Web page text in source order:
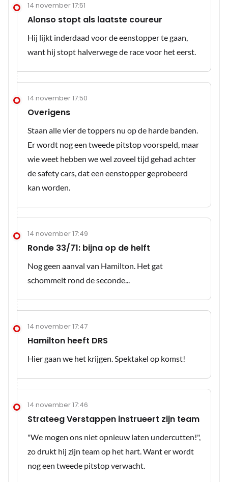
14 november 17:51
Alonso stopt als laatste coureur
Hij lijkt inderdaad voor de eenstopper te gaan,
want hij stopt halverwege de race voor het eerst.
14 november 17:50
Overigens
Staan alle vier de toppers nu op de harde banden.
Er wordt nog een tweede pitstop voorspeld, maar
wie weet hebben we wel zoveel tijd gehad achter
de safety cars, dat een eenstopper geprobeerd
kan worden.
14 november 17:49
Ronde 33/71: bijna op de helft
Nog geen aanval van Hamilton. Het gat
schommelt rond de seconde...
14 november 17:47
Hamilton heeft DRS
Hier gaan we het krijgen. Spektakel op komst!
14 november 17:46
Strateeg Verstappen instrueert zijn team
"We mogen ons niet opnieuw laten undercutten!",
zo drukt hij zijn team op het hart. Want er wordt
nog een tweede pitstop verwacht.